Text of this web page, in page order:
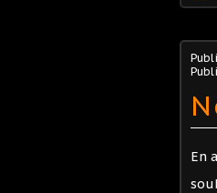
En